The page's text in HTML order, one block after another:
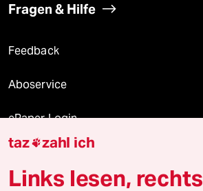
Fragen & Hilfe
Feedback
Aboservice
ePaper Login
Downloads für Abonnierende
taz zahl ich
Links lesen, rechts